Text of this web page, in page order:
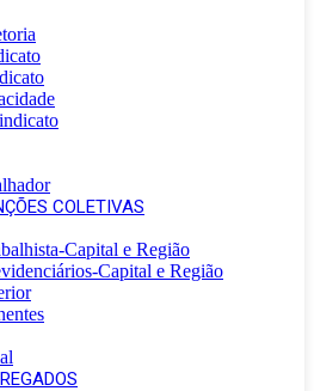
COLETIVAS
Capital e Região
Capital e Região